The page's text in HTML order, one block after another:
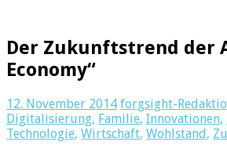
Der Zukunftstrend der
Economy“
12. November 2014 forgsight-
Digitalisierung, Familie, Innovationen,
Technologie, Wirtschaft, Wohlstand,